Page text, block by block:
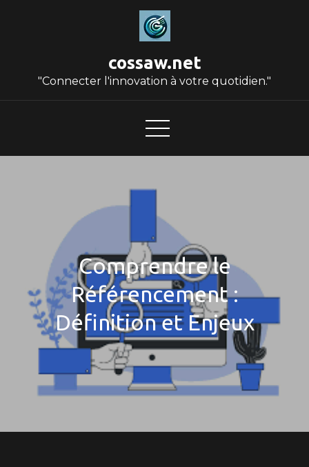
cossaw.net
"Connecter l'innovation à votre quotidien."
Comprendre le
Référencement :
Définition et Enjeux